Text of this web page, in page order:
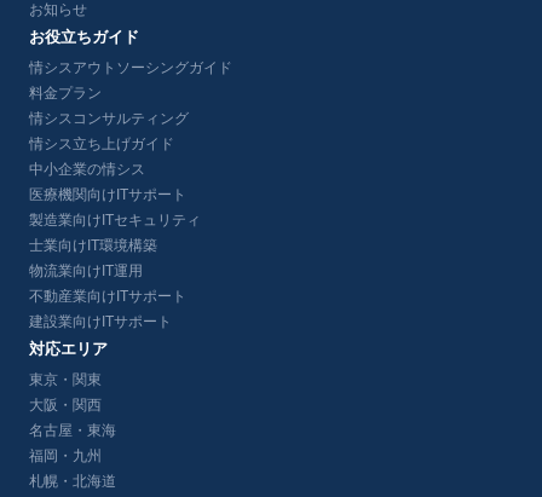
お知らせ
お役立ちガイド
情シスアウトソーシングガイド
料金プラン
情シスコンサルティング
情シス立ち上げガイド
中小企業の情シス
医療機関向けITサポート
製造業向けITセキュリティ
士業向けIT環境構築
物流業向けIT運用
不動産業向けITサポート
建設業向けITサポート
対応エリア
東京・関東
大阪・関西
名古屋・東海
福岡・九州
札幌・北海道